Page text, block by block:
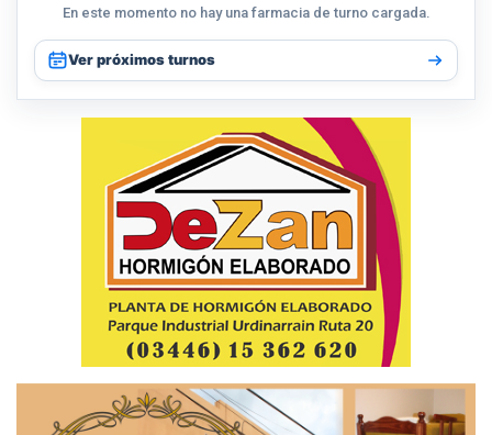
En este momento no hay una farmacia de turno cargada.
Ver próximos turnos